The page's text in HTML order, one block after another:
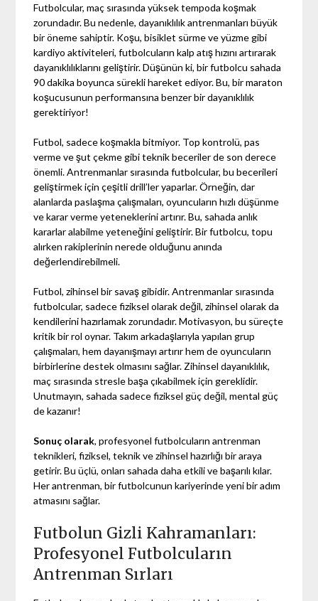
Futbolcular, maç sırasında yüksek tempoda koşmak
zorundadır. Bu nedenle, dayanıklılık antrenmanları büyük
bir öneme sahiptir. Koşu, bisiklet sürme ve yüzme gibi
kardiyo aktiviteleri, futbolcuların kalp atış hızını artırarak
dayanıklılıklarını geliştirir. Düşünün ki, bir futbolcu sahada
90 dakika boyunca sürekli hareket ediyor. Bu, bir maraton
koşucusunun performansına benzer bir dayanıklılık
gerektiriyor!
Futbol, sadece koşmakla bitmiyor. Top kontrolü, pas
verme ve şut çekme gibi teknik beceriler de son derece
önemli. Antrenmanlar sırasında futbolcular, bu becerileri
geliştirmek için çeşitli drill’ler yaparlar. Örneğin, dar
alanlarda paslaşma çalışmaları, oyuncuların hızlı düşünme
ve karar verme yeteneklerini artırır. Bu, sahada anlık
kararlar alabilme yeteneğini geliştirir. Bir futbolcu, topu
alırken rakiplerinin nerede olduğunu anında
değerlendirebilmeli.
Futbol, zihinsel bir savaş gibidir. Antrenmanlar sırasında
futbolcular, sadece fiziksel olarak değil, zihinsel olarak da
kendilerini hazırlamak zorundadır. Motivasyon, bu süreçte
kritik bir rol oynar. Takım arkadaşlarıyla yapılan grup
çalışmaları, hem dayanışmayı artırır hem de oyuncuların
birbirlerine destek olmasını sağlar. Zihinsel dayanıklılık,
maç sırasında stresle başa çıkabilmek için gereklidir.
Unutmayın, sahada sadece fiziksel güç değil, mental güç
de kazanır!
Sonuç olarak, profesyonel futbolcuların antrenman
teknikleri, fiziksel, teknik ve zihinsel hazırlığı bir araya
getirir. Bu üçlü, onları sahada daha etkili ve başarılı kılar.
Her antrenman, bir futbolcunun kariyerinde yeni bir adım
atmasını sağlar.
Futbolun Gizli Kahramanları:
Profesyonel Futbolcuların
Antrenman Sırları